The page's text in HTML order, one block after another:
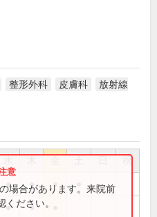
整形外科 皮膚科
放射線
祝
● ● ●
● ●
場合があります。来院前
ださい。